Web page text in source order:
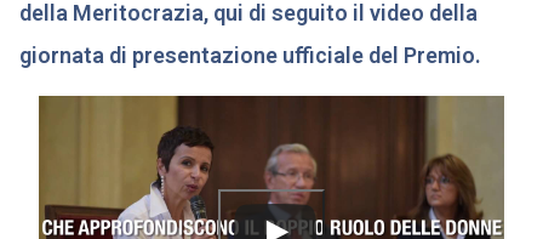
della Meritocrazia, qui di seguito il video della
giornata di presentazione ufficiale del Premio.